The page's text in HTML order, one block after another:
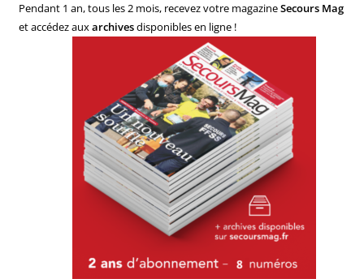
Pendant 1 an, tous les 2 mois, recevez votre magazineSecours Mag
et accédez auxarchivesdisponibles en ligne !